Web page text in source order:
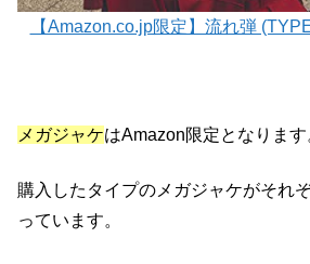
【Amazon.co.jp限定】流れ弾
メガジャケはAmazon限定となります
購入したタイプのメガジャケがそれ
っています。